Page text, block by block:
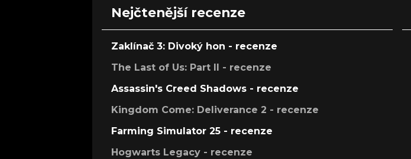
Nejčtenější recenze
Zaklínač 3: Divoký hon - recenze
The Last of Us: Part II - recenze
Assassin's Creed Shadows - recenze
Kingdom Come: Deliverance 2 - recenze
Farming Simulator 25 - recenze
Hogwarts Legacy - recenze